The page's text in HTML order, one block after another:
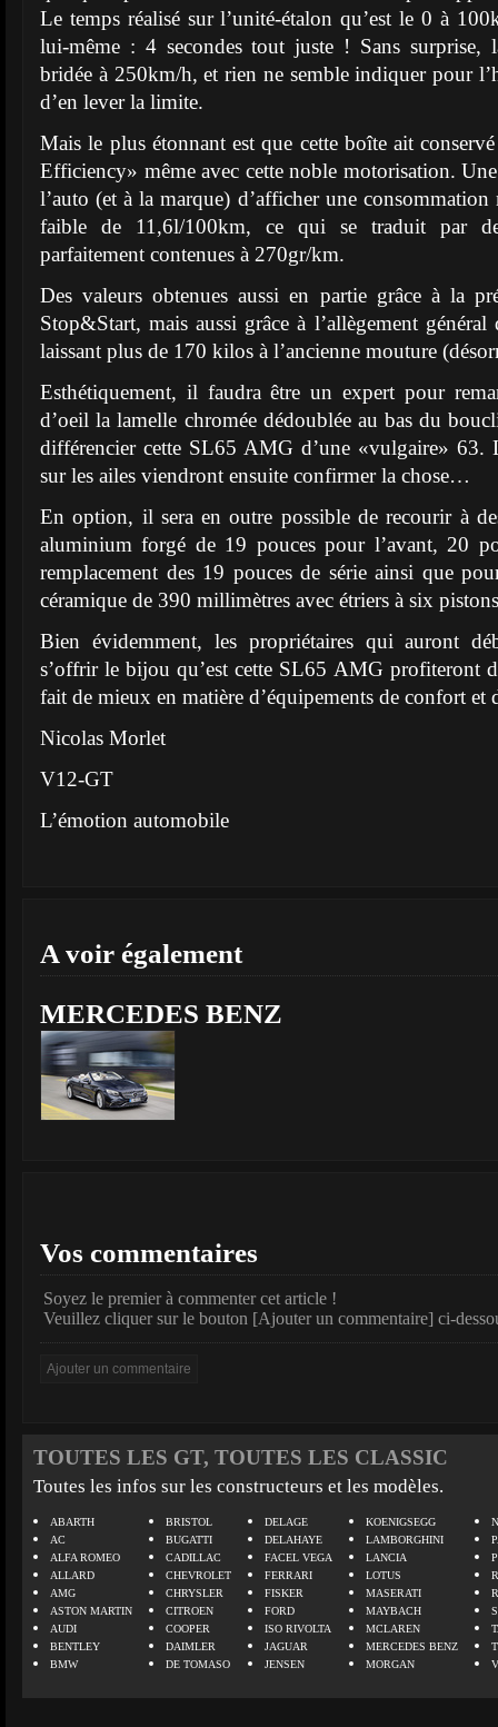
Le temps réalisé sur l’unité-étalon qu’est le 0 à
lui-même : 4 secondes tout juste ! Sans surprise,
bridée à 250km/h, et rien ne semble indiquer pour
d’en lever la limite.
Mais le plus étonnant est que cette boîte ait
Efficiency» même avec cette noble motorisation.
l’auto (et à la marque) d’afficher une
faible de 11,6l/100km, ce qui se traduit par
parfaitement contenues à 270gr/km.
Des valeurs obtenues aussi en partie grâce à la
Stop&Start, mais aussi grâce à l’allègement
laissant plus de 170 kilos à l’ancienne mouture
Esthétiquement, il faudra être un expert pour
d’oeil la lamelle chromée dédoublée au bas du
différencier cette SL65 AMG d’une «vulgaire» 63.
sur les ailes viendront ensuite confirmer la chose…
En option, il sera en outre possible de recourir à
aluminium forgé de 19 pouces pour l’avant, 20
remplacement des 19 pouces de série ainsi que
céramique de 390 millimètres avec étriers à six
Bien évidemment, les propriétaires qui auront
s’offrir le bijou qu’est cette SL65 AMG profiteront
fait de mieux en matière d’équipements de confort et
Nicolas Morlet
V12-GT
L’émotion automobile
A voir également
MERCEDES BENZ
Vos commentaires
Soyez le premier à commenter cet article !
Veuillez cliquer sur le bouton [Ajouter un commentaire] ci-
TOUTES LES GT, TOUTES LES CLASSIC
Toutes les infos sur les constructeurs et les modèles.
ABARTH
AC
ALFA ROMEO
ALLARD
AMG
ASTON MARTIN
AUDI
BENTLEY
BMW
BRISTOL
BUGATTI
CADILLAC
CHEVROLET
CHRYSLER
CITROEN
COOPER
DAIMLER
DE TOMASO
DELAGE
DELAHAYE
FACEL VEGA
FERRARI
FISKER
FORD
ISO RIVOLTA
JAGUAR
JENSEN
KOENIGSEGG
LAMBORGHINI
LANCIA
LOTUS
MASERATI
MAYBACH
MCLAREN
MERCEDES BENZ
MORGAN